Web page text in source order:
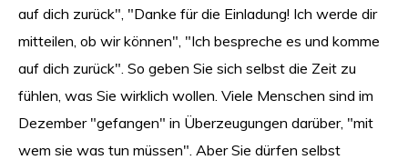
auf dich zurück", "Danke für die Einladung! Ich werde dir
mitteilen, ob wir können", "Ich bespreche es und komme
auf dich zurück". So geben Sie sich selbst die Zeit zu
fühlen, was Sie wirklich wollen. Viele Menschen sind im
Dezember "gefangen" in Überzeugungen darüber, "mit
wem sie was tun müssen". Aber Sie dürfen selbst